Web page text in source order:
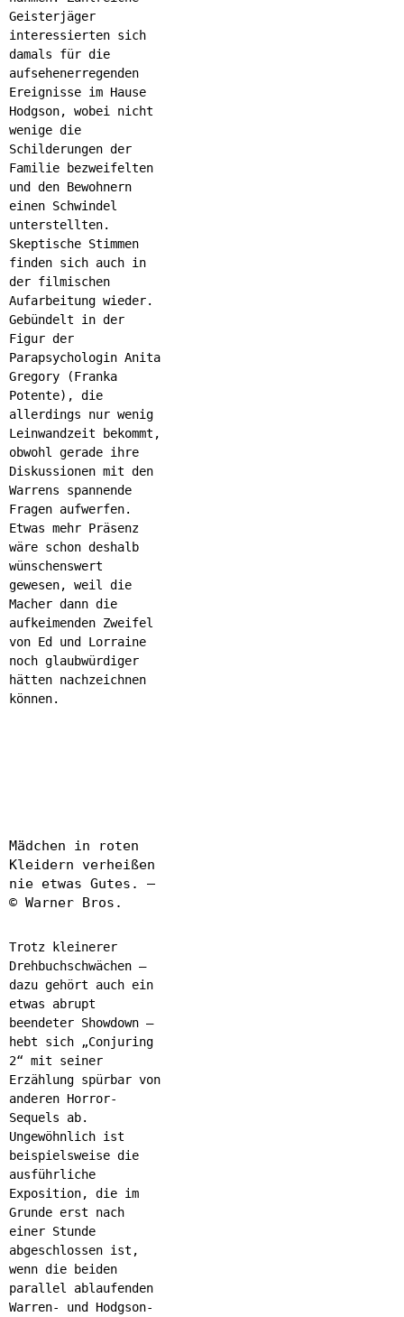
Geisterjäger
interessierten sich
damals für die
aufsehenerregenden
Ereignisse im Hause
Hodgson, wobei nicht
wenige die
Schilderungen der
Familie bezweifelten
und den Bewohnern
einen Schwindel
unterstellten.
Skeptische Stimmen
finden sich auch in
der filmischen
Aufarbeitung wieder.
Gebündelt in der
Figur der
Parapsychologin Anita
Gregory (Franka
Potente), die
allerdings nur wenig
Leinwandzeit bekommt,
obwohl gerade ihre
Diskussionen mit den
Warrens spannende
Fragen aufwerfen.
Etwas mehr Präsenz
wäre schon deshalb
wünschenswert
gewesen, weil die
Macher dann die
aufkeimenden Zweifel
von Ed und Lorraine
noch glaubwürdiger
hätten nachzeichnen
können.
Mädchen in roten
Kleidern verheißen
nie etwas Gutes. –
© Warner Bros.
Trotz kleinerer
Drehbuchschwächen –
dazu gehört auch ein
etwas abrupt
beendeter Showdown –
hebt sich „Conjuring
2“ mit seiner
Erzählung spürbar von
anderen Horror-
Sequels ab.
Ungewöhnlich ist
beispielsweise die
ausführliche
Exposition, die im
Grunde erst nach
einer Stunde
abgeschlossen ist,
wenn die beiden
parallel ablaufenden
Warren- und Hodgson-